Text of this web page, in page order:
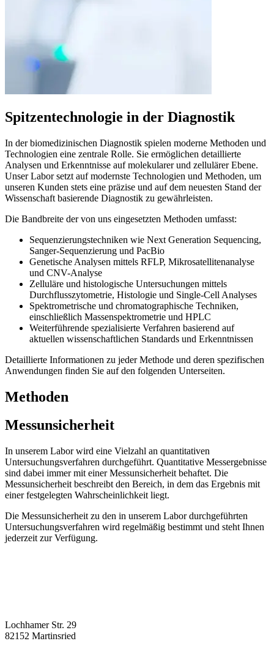
Spitzentechnologie in der Diagnostik
In der biomedizinischen Diagnostik spielen moderne Methoden und
Technologien eine zentrale Rolle. Sie ermöglichen detaillierte
Analysen und Erkenntnisse auf molekularer und zellulärer Ebene.
Unser Labor setzt auf modernste Technologien und Methoden, um
unseren Kunden stets eine präzise und auf dem neuesten Stand der
Wissenschaft basierende Diagnostik zu gewährleisten.
Die Bandbreite der von uns eingesetzten Methoden umfasst:
Sequenzierungstechniken wie Next Generation Sequencing,
Sanger-Sequenzierung und PacBio
Genetische Analysen mittels RFLP, Mikrosatellitenanalyse
und CNV-Analyse
Zelluläre und histologische Untersuchungen mittels
Durchflusszytometrie, Histologie und Single-Cell Analyses
Spektrometrische und chromatographische Techniken,
einschließlich Massenspektrometrie und HPLC
Weiterführende spezialisierte Verfahren basierend auf
aktuellen wissenschaftlichen Standards und Erkenntnissen
Detaillierte Informationen zu jeder Methode und deren spezifischen
Anwendungen finden Sie auf den folgenden Unterseiten.
Methoden
Messunsicherheit
In unserem Labor wird eine Vielzahl an quantitativen
Untersuchungsverfahren durchgeführt. Quantitative Messergebnisse
sind dabei immer mit einer Messunsicherheit behaftet. Die
Messunsicherheit beschreibt den Bereich, in dem das Ergebnis mit
einer festgelegten Wahrscheinlichkeit liegt.
Die Messunsicherheit zu den in unserem Labor durchgeführten
Untersuchungsverfahren wird regelmäßig bestimmt und steht Ihnen
jederzeit zur Verfügung.
Lochhamer Str. 29
82152 Martinsried